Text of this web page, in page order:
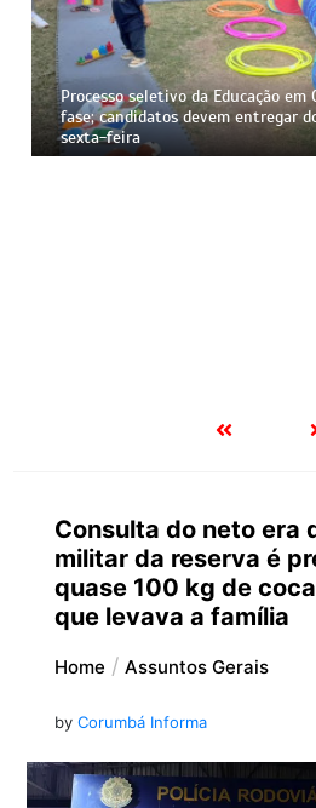
Processo seletivo da Educação em
fase; candidatos devem entregar
sexta-feira
Consulta do neto era
militar da reserva é
quase 100 kg de
que levava a família
Home Assuntos Gerais
by Corumbá Informa